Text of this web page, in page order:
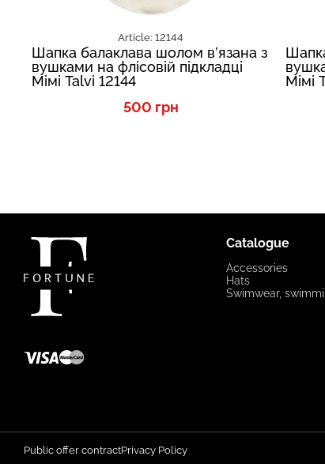
Article: 12144
Шапка балаклава шолом в’язана з
вушками на флісовій підкладці
Мімі Talvi 12144
500 грн
Мімі
Catalogue
Accessories
Hats
Swimwear,
Public offer contractPrivacy Policy